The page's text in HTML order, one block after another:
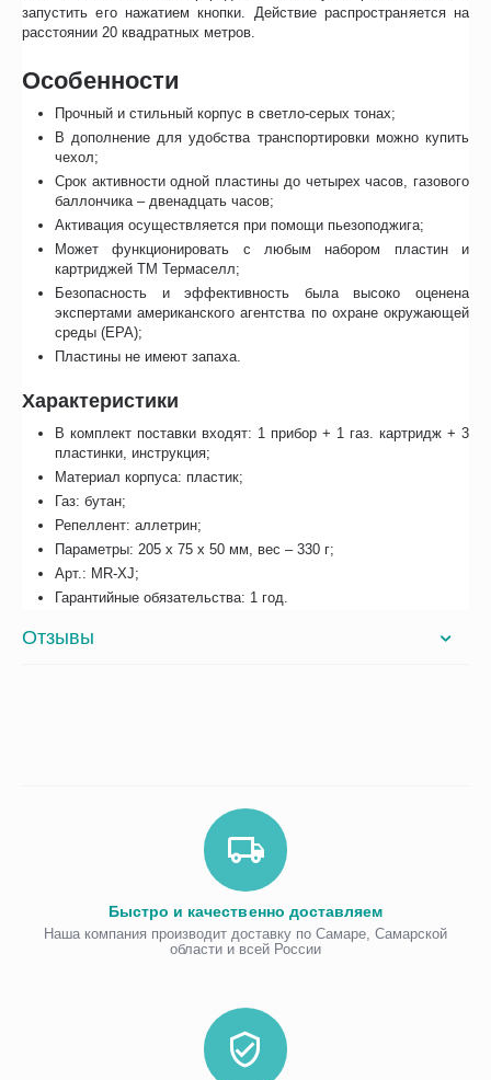
запустить его нажатием кнопки. Действие распространяется на
расстоянии 20 квадратных метров.
Особенности
Прочный и стильный корпус в светло-серых тонах;
В дополнение для удобства транспортировки можно купить
чехол;
Срок активности одной пластины до четырех часов, газового
баллончика – двенадцать часов;
Активация осуществляется при помощи пьезоподжига;
Может функционировать с любым набором пластин и
картриджей ТМ Термаселл;
Безопасность и эффективность была высоко оценена
экспертами американского агентства по охране окружающей
среды (EPA);
Пластины не имеют запаха.
Характеристики
В комплект поставки входят: 1 прибор + 1 газ. картридж + 3
пластинки, инструкция;
Материал корпуса: пластик;
Газ: бутан;
Репеллент: аллетрин;
Параметры: 205 х 75 х 50 мм, вес – 330 г;
Арт.: MR-XJ;
Гарантийные обязательства: 1 год.
Отзывы
Быстро и качественно доставляем
Наша компания производит доставку по Самаре, Самарской
области и всей России